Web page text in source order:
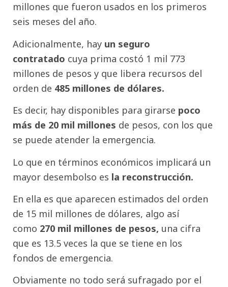
millones que fueron usados en los primeros
seis meses del año.
Adicionalmente, hay un seguro
contratado cuya prima costó 1 mil 773
millones de pesos y que libera recursos del
orden de 485 millones de dólares.
Es decir, hay disponibles para girarse poco
más de 20 mil millones de pesos, con los que
se puede atender la emergencia.
Lo que en términos económicos implicará un
mayor desembolso es la reconstrucción.
En ella es que aparecen estimados del orden
de 15 mil millones de dólares, algo así
como 270 mil millones de pesos, una cifra
que es 13.5 veces la que se tiene en los
fondos de emergencia.
Obviamente no todo será sufragado por el